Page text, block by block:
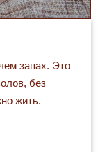
запах. Это
без
жить.